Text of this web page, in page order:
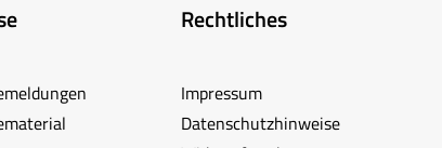
Rechtliches
Impressum
Datenschutzhinweise